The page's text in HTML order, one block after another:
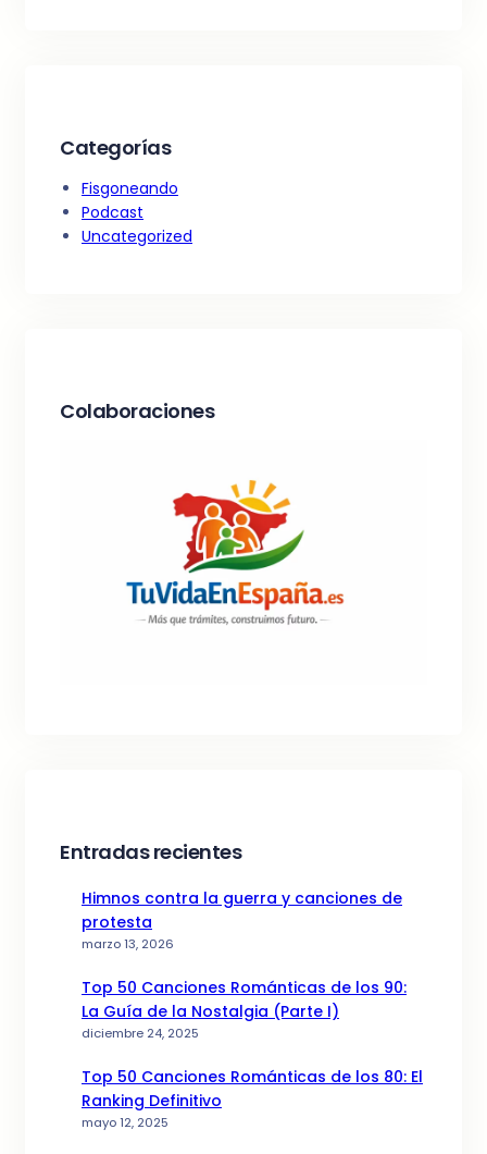
Categorías
Fisgoneando
Podcast
Uncategorized
Colaboraciones
Entradas recientes
Himnos contra la guerra y canciones de
protesta
marzo 13, 2026
Top 50 Canciones Románticas de los 90:
La Guía de la Nostalgia (Parte I)
diciembre 24, 2025
Top 50 Canciones Románticas de los 80: El
Ranking Definitivo
mayo 12, 2025